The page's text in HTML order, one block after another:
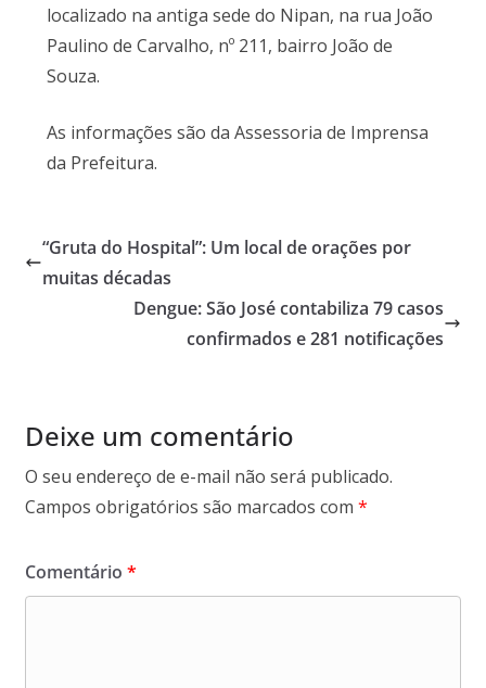
localizado na antiga sede do Nipan, na rua João
Paulino de Carvalho, nº 211, bairro João de
Souza.
As informações são da Assessoria de Imprensa
da Prefeitura.
“Gruta do Hospital”: Um local de orações por
muitas décadas
Dengue: São José contabiliza 79 casos
confirmados e 281 notificações
Deixe um comentário
O seu endereço de e-mail não será publicado.
Campos obrigatórios são marcados com *
Comentário *